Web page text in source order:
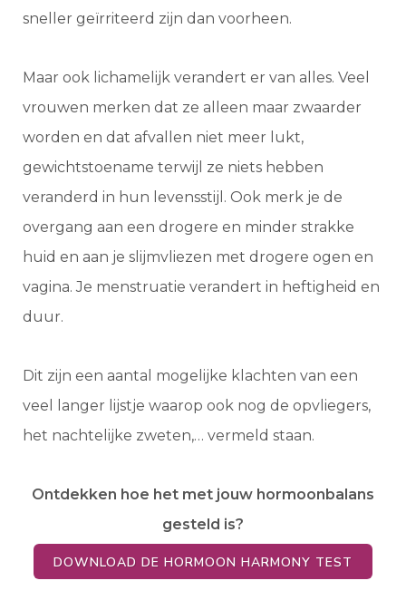
sneller geïrriteerd zijn dan voorheen.
Maar ook lichamelijk verandert er van alles. Veel
vrouwen merken dat ze alleen maar zwaarder
worden en dat afvallen niet meer lukt,
gewichtstoename terwijl ze niets hebben
veranderd in hun levensstijl. Ook merk je de
overgang aan een drogere en minder strakke
huid en aan je slijmvliezen met drogere ogen en
vagina. Je menstruatie verandert in heftigheid en
duur.
Dit zijn een aantal mogelijke klachten van een
veel langer lijstje waarop ook nog de opvliegers,
het nachtelijke zweten,… vermeld staan.
Ontdekken hoe het met jouw hormoonbalans
gesteld is?
DOWNLOAD DE HORMOON HARMONY TEST